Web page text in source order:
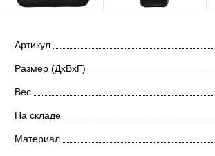
Артикул
Размер (ДхВхГ)
Вес
На складе
Материал